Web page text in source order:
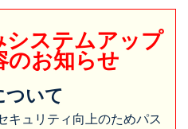
システムアップ
のお知らせ
いて
キュリティ向上のためパス